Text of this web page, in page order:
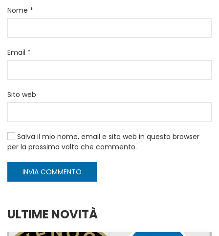
Nome *
Email *
Sito web
Salva il mio nome, email e sito web in questo browser
per la prossima volta che commento.
INVIA COMMENTO
ULTIME NOVITÀ